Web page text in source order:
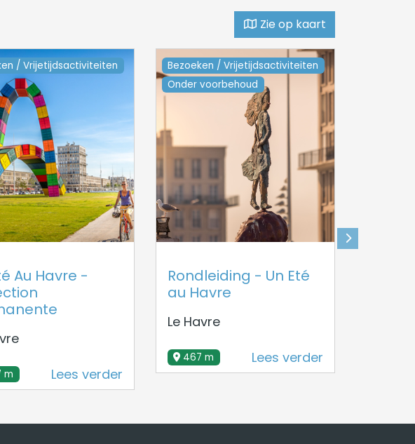
Zie op kaart
/ Vrijetijdsactiviteiten
Au Havre -
m Lees verder
Bezoeken / Vrijetijdsactiviteiten
Onder voorbehoud
Rondleiding - Un Eté
au Havre
Le Havre
467 m Lees verder